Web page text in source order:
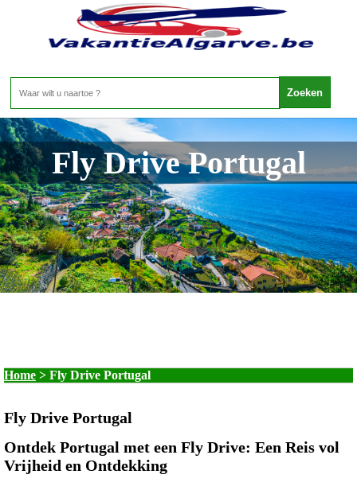
Fly Drive Portugal
Home > Fly Drive Portugal
Fly Drive Portugal
Ontdek Portugal met een Fly Drive: Een Reis vol
Vrijheid en Ontdekking